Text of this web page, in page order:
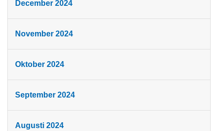
December 2024
November 2024
Oktober 2024
September 2024
Augusti 2024